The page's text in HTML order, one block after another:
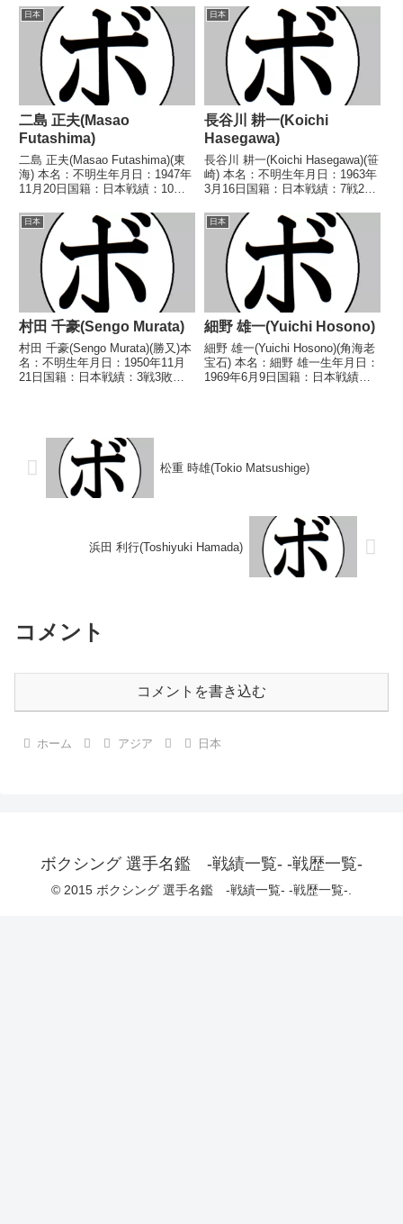
歴】1985/03/10 ●3RKO 西條
学(東拳) 【補足情報】・のちに日
本スーパーバンタム級王者...
木村 明(三多摩)1962/09/21
○3RTK...
日本
二島 正夫(Masao
Futashima)
二島 正夫(Masao Futashima)(東
海) 本名：不明生年月日：1947年
11月20日国籍：日本戦績：10戦5
なし 【戦歴】1969/09/07 ○4R
判定 (採点不明) 中村 靖雄(岡
崎)1...
日本
長谷川 耕一(Koichi
Hasegawa)
長谷川 耕一(Koichi Hasegawa)(笹
崎) 本名：不明生年月日：1963年
3月16日国籍：日本戦績：7戦2勝
し 【戦歴】1984/01/12 △4R判
定 (採点不明) 安達 義明(宍
戸)19...
日本
村田 千豪(Sengo Murata)
村田 千豪(Sengo Murata)(勝又)本
名：不明生年月日：1950年11月
21日国籍：日本戦績：3戦3敗
菅野 邦雄...
日本
細野 雄一(Yuichi Hosono)
細野 雄一(Yuichi Hosono)(角海老
宝石) 本名：細野 雄一生年月日：
1969年6月9日国籍：日本戦績：
松重 時雄(Tokio Matsushige)
浜田 利行(Toshiyuki Hamada)
コメント
コメントを書き込む
ホーム アジア 日本
ボクシング 選手名鑑 -戦績一覧- -戦歴一覧-
© 2015 ボクシング 選手名鑑 -戦績一覧- -戦歴一覧-.